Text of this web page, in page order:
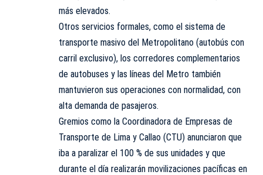
más elevados.
Otros servicios formales, como el sistema de
transporte masivo del Metropolitano (autobús con
carril exclusivo), los corredores complementarios
de autobuses y las líneas del Metro también
mantuvieron sus operaciones con normalidad, con
alta demanda de pasajeros.
Gremios como la Coordinadora de Empresas de
Transporte de Lima y Callao (CTU) anunciaron que
iba a paralizar el 100 % de sus unidades y que
durante el día realizarán movilizaciones pacíficas en